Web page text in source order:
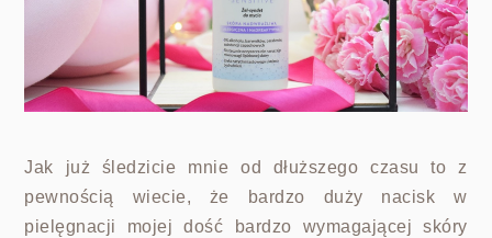
Jak już śledzicie mnie od dłuższego czasu to z
pewnością wiecie, że bardzo duży nacisk w
pielęgnacji mojej dość bardzo wymagającej skóry